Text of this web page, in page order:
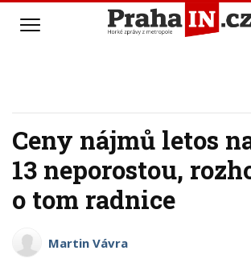
Ceny nájmů letos
13 neporostou,
o tom radnice
Martin Vávra